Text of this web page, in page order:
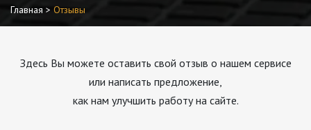
Главная > Отзывы
Здесь Вы можете оставить свой отзыв о нашем сервисе
или написать предложение,
как нам улучшить работу на сайте.